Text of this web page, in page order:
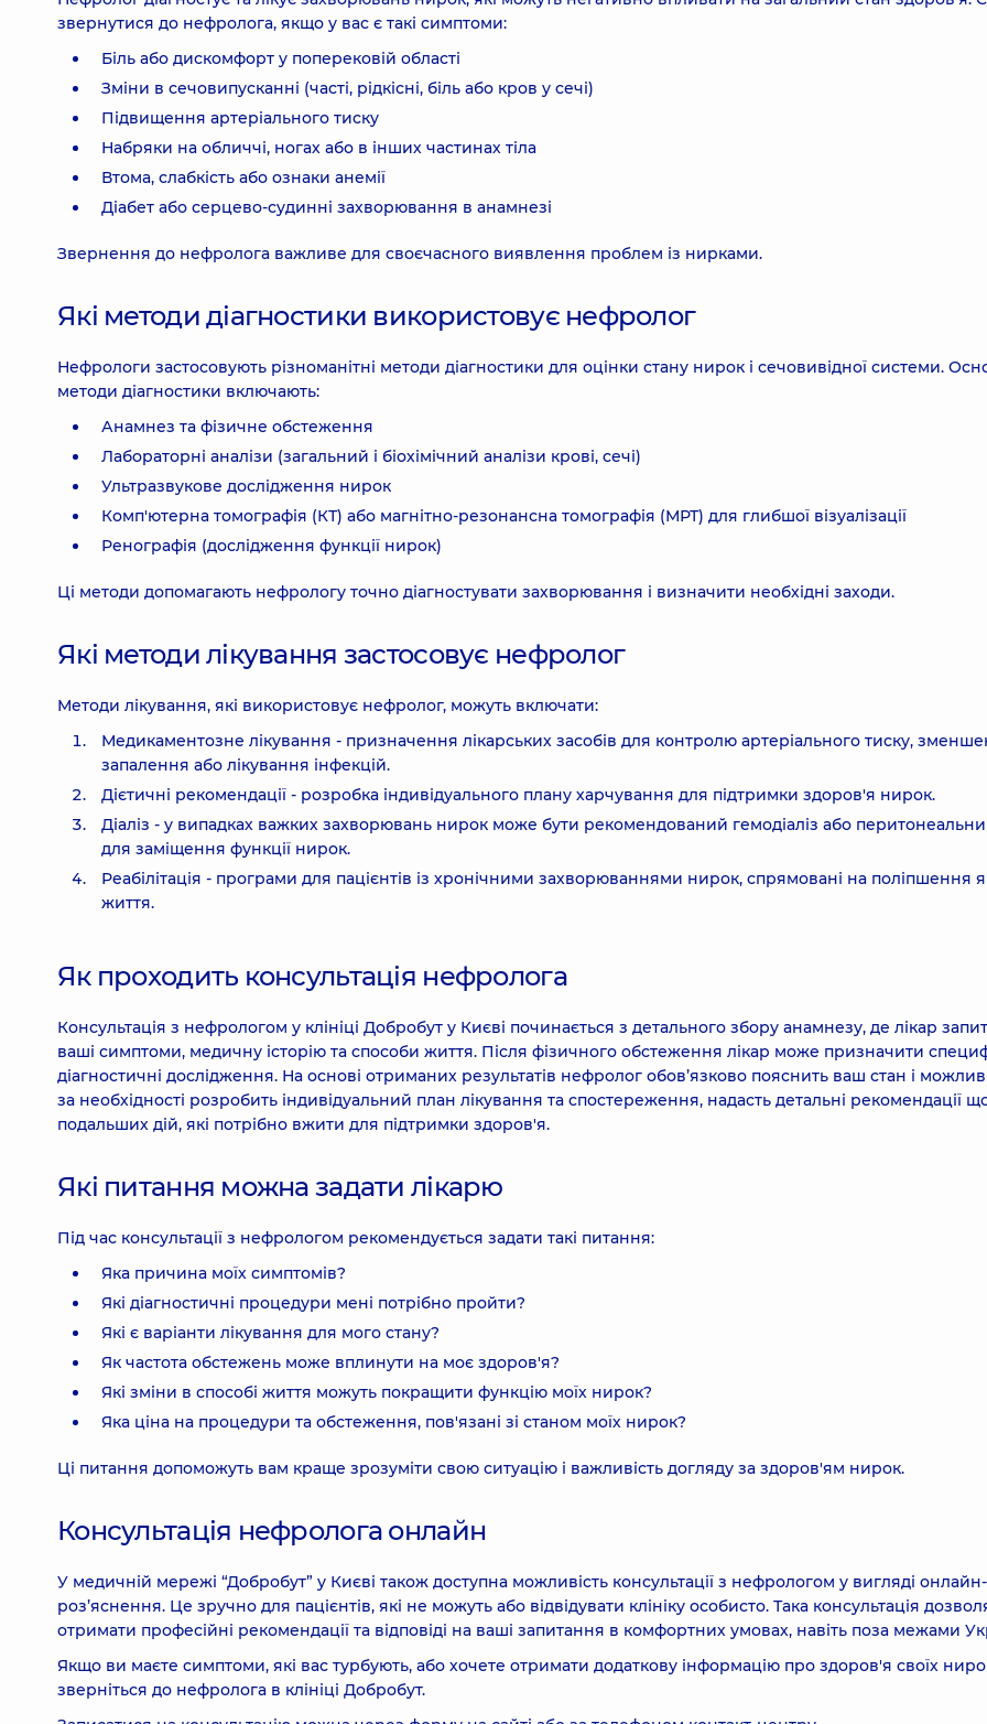
звернутися до нефролога, якщо у вас є такі симптоми:
Біль або дискомфорт у поперековій області
Зміни в сечовипусканні (часті, рідкісні, біль або кров у сечі)
Підвищення артеріального тиску
Набряки на обличчі, ногах або в інших частинах тіла
Втома, слабкість або ознаки анемії
Діабет або серцево-судинні захворювання в анамнезі
Звернення до нефролога важливе для своєчасного виявлення проблем із нирками.
Які методи діагностики використовує нефролог
Нефрологи застосовують різноманітні методи діагностики для оцінки стану нирок і сечовивідної системи.
методи діагностики включають:
Анамнез та фізичне обстеження
Лабораторні аналізи (загальний і біохімічний аналізи крові, сечі)
Ультразвукове дослідження нирок
Комп'ютерна томографія (КТ) або магнітно-резонансна томографія (МРТ) для глибшої візуалізації
Ренографія (дослідження функції нирок)
Ці методи допомагають нефрологу точно діагностувати захворювання і визначити необхідні заходи.
Які методи лікування застосовує нефролог
Методи лікування, які використовує нефролог, можуть включати:
Медикаментозне лікування - призначення лікарських засобів для контролю артеріального тиску,
запалення або лікування інфекцій.
Дієтичні рекомендації - розробка індивідуального плану харчування для підтримки здоров'я нирок.
Діаліз - у випадках важких захворювань нирок може бути рекомендований гемодіаліз або
для заміщення функції нирок.
Реабілітація - програми для пацієнтів із хронічними захворюваннями нирок, спрямовані на поліпшення
життя.
Як проходить консультація нефролога
Консультація з нефрологом у клініці Добробут у Києві починається з детального збору анамнезу, де лікар
ваші симптоми, медичну історію та способи життя. Після фізичного обстеження лікар може призначити
діагностичні дослідження. На основі отриманих результатів нефролог обов’язково пояснить ваш стан і
за необхідності розробить індивідуальний план лікування та спостереження, надасть детальні рекомендації
подальших дій, які потрібно вжити для підтримки здоров'я.
Які питання можна задати лікарю
Під час консультації з нефрологом рекомендується задати такі питання:
Яка причина моїх симптомів?
Які діагностичні процедури мені потрібно пройти?
Які є варіанти лікування для мого стану?
Як частота обстежень може вплинути на моє здоров'я?
Які зміни в способі життя можуть покращити функцію моїх нирок?
Яка ціна на процедури та обстеження, пов'язані зі станом моїх нирок?
Ці питання допоможуть вам краще зрозуміти свою ситуацію і важливість догляду за здоров'ям нирок.
Консультація нефролога онлайн
У медичній мережі “Добробут” у Києві також доступна можливість консультації з нефрологом у вигляді онлайн-
роз’яснення. Це зручно для пацієнтів, які не можуть або відвідувати клініку особисто. Така консультація
отримати професійні рекомендації та відповіді на ваші запитання в комфортних умовах, навіть поза межами
Якщо ви маєте симптоми, які вас турбують, або хочете отримати додаткову інформацію про здоров'я своїх
зверніться до нефролога в клініці Добробут.